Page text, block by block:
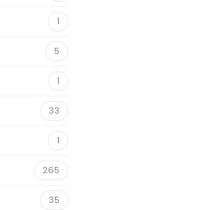
1
5
1
33
1
265
35